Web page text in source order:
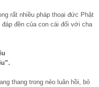
rất nhiều pháp thoại đức Phật
đền của con cái đối với cha
thang trong nẻo luân hồi, bỏ